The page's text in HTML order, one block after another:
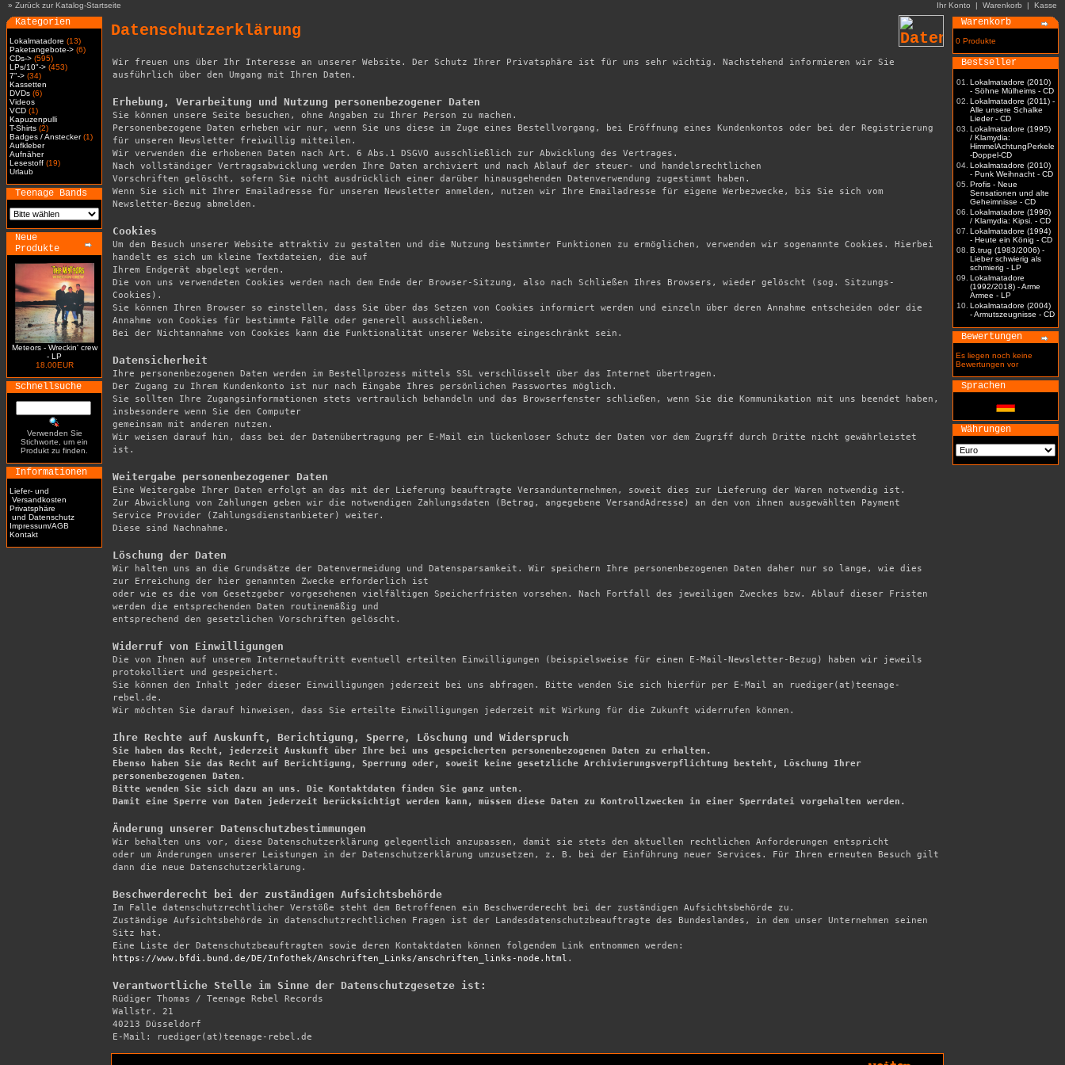
» Zurück zur Katalog-Startseite Ihr Konto | Warenkorb | Kasse
Kategorien
Lokalmatadore (13)
Paketangebote-> (6)
CDs-> (595)
LPs/10"-> (453)
7"-> (34)
Kassetten
DVDs (6)
Videos
VCD (1)
Kapuzenpulli
T-Shirts (2)
Badges / Anstecker(1)
Aufkleber
Aufnäher
Lesestoff (19)
Urlaub
Teenage Bands
Neue
Produkte
Meteors - Wreckin' crew
- LP
18.00EUR
Schnellsuche
Verwenden Sie
Stichworte, um ein
Produkt zu finden.
Informationen
Liefer- und
Versandkosten
Privatsphäre
und Datenschutz
Impressum/AGB
Kontakt
Datenschutzerklärung
Wir freuen uns über Ihr Interesse an unserer Website. Der Schutz Ihrer Privatsphäre ist für uns sehr wichtig. Nachstehend informieren wir Sie
ausführlich über den Umgang mit Ihren Daten.
Erhebung, Verarbeitung und Nutzung personenbezogener Daten
Sie können unsere Seite besuchen, ohne Angaben zu Ihrer Person zu machen.
Personenbezogene Daten erheben wir nur, wenn Sie uns diese im Zuge eines Bestellvorgang, bei Eröffnung eines Kundenkontos oder bei der Registrierung
für unseren Newsletter freiwillig mitteilen.
Wir verwenden die erhobenen Daten nach Art. 6 Abs.1 DSGVO ausschließlich zur Abwicklung des Vertrages.
Nach vollständiger Vertragsabwicklung werden Ihre Daten archiviert und nach Ablauf der steuer- und handelsrechtlichen
Vorschriften gelöscht, sofern Sie nicht ausdrücklich einer darüber hinausgehenden Datenverwendung zugestimmt haben.
Wenn Sie sich mit Ihrer Emailadresse für unseren Newsletter anmelden, nutzen wir Ihre Emailadresse für eigene Werbezwecke, bis Sie sich vom
Newsletter-Bezug abmelden.
Cookies
Um den Besuch unserer Website attraktiv zu gestalten und die Nutzung bestimmter Funktionen zu ermöglichen, verwenden wir sogenannte Cookies. Hierbei
handelt es sich um kleine Textdateien, die auf
Ihrem Endgerät abgelegt werden.
Die von uns verwendeten Cookies werden nach dem Ende der Browser-Sitzung, also nach Schließen Ihres Browsers, wieder gelöscht (sog. Sitzungs-
Cookies).
Sie können Ihren Browser so einstellen, dass Sie über das Setzen von Cookies informiert werden und einzeln über deren Annahme entscheiden oder die
Annahme von Cookies für bestimmte Fälle oder generell ausschließen.
Bei der Nichtannahme von Cookies kann die Funktionalität unserer Website eingeschränkt sein.
Datensicherheit
Ihre personenbezogenen Daten werden im Bestellprozess mittels SSL verschlüsselt über das Internet übertragen.
Der Zugang zu Ihrem Kundenkonto ist nur nach Eingabe Ihres persönlichen Passwortes möglich.
Sie sollten Ihre Zugangsinformationen stets vertraulich behandeln und das Browserfenster schließen, wenn Sie die Kommunikation mit uns beendet haben,
insbesondere wenn Sie den Computer
gemeinsam mit anderen nutzen.
Wir weisen darauf hin, dass bei der Datenübertragung per E-Mail ein lückenloser Schutz der Daten vor dem Zugriff durch Dritte nicht gewährleistet
ist.
Weitergabe personenbezogener Daten
Eine Weitergabe Ihrer Daten erfolgt an das mit der Lieferung beauftragte Versandunternehmen, soweit dies zur Lieferung der Waren notwendig ist.
Zur Abwicklung von Zahlungen geben wir die notwendigen Zahlungsdaten (Betrag, angegebene VersandAdresse) an den von ihnen ausgewählten Payment
Service Provider (Zahlungsdienstanbieter) weiter.
Diese sind Nachnahme.
Löschung der Daten
Wir halten uns an die Grundsätze der Datenvermeidung und Datensparsamkeit. Wir speichern Ihre personenbezogenen Daten daher nur so lange, wie dies
zur Erreichung der hier genannten Zwecke erforderlich ist
oder wie es die vom Gesetzgeber vorgesehenen vielfältigen Speicherfristen vorsehen. Nach Fortfall des jeweiligen Zweckes bzw. Ablauf dieser Fristen
werden die entsprechenden Daten routinemäßig und
entsprechend den gesetzlichen Vorschriften gelöscht.
Widerruf von Einwilligungen
Die von Ihnen auf unserem Internetauftritt eventuell erteilten Einwilligungen (beispielsweise für einen E-Mail-Newsletter-Bezug) haben wir jeweils
protokolliert und gespeichert.
Sie können den Inhalt jeder dieser Einwilligungen jederzeit bei uns abfragen. Bitte wenden Sie sich hierfür per E-Mail an ruediger(at)teenage-
rebel.de.
Wir möchten Sie darauf hinweisen, dass Sie erteilte Einwilligungen jederzeit mit Wirkung für die Zukunft widerrufen können.
Ihre Rechte auf Auskunft, Berichtigung, Sperre, Löschung und Widerspruch
Sie haben das Recht, jederzeit Auskunft über Ihre bei uns gespeicherten personenbezogenen Daten zu erhalten.
Ebenso haben Sie das Recht auf Berichtigung, Sperrung oder, soweit keine gesetzliche Archivierungsverpflichtung besteht, Löschung Ihrer
personenbezogenen Daten.
Bitte wenden Sie sich dazu an uns. Die Kontaktdaten finden Sie ganz unten.
Damit eine Sperre von Daten jederzeit berücksichtigt werden kann, müssen diese Daten zu Kontrollzwecken in einer Sperrdatei vorgehalten werden.
Änderung unserer Datenschutzbestimmungen
Wir behalten uns vor, diese Datenschutzerklärung gelegentlich anzupassen, damit sie stets den aktuellen rechtlichen Anforderungen entspricht
oder um Änderungen unserer Leistungen in der Datenschutzerklärung umzusetzen, z. B. bei der Einführung neuer Services. Für Ihren erneuten Besuch gilt
dann die neue Datenschutzerklärung.
Beschwerderecht bei der zuständigen Aufsichtsbehörde
Im Falle datenschutzrechtlicher Verstöße steht dem Betroffenen ein Beschwerderecht bei der zuständigen Aufsichtsbehörde zu.
Zuständige Aufsichtsbehörde in datenschutzrechtlichen Fragen ist der Landesdatenschutzbeauftragte des Bundeslandes, in dem unser Unternehmen seinen
Sitz hat.
https://www.bfdi.bund.de/DE/Infothek/Anschriften_Links/anschriften_links-node.html .
Verantwortliche Stelle im Sinne der Datenschutzgesetze ist:
Rüdiger Thomas / Teenage Rebel Records
Wallstr. 21
40213 Düsseldorf
E-Mail: ruediger(at)teenage-rebel.de
Warenkorb
0 Produkte
Bestseller
01.
Lokalmatadore (2010)
- Söhne Mülheims - CD
02. Lokalmatadore (2011) -
Alle unsere Schalke
Lieder - CD
03. Lokalmatadore (1995)
/ Klamydia:
HimmelAchtungPerkele
-Doppel-CD
04. Lokalmatadore (2010)
- Punk Weihnacht - CD
05. Profis - Neue
Sensationen und alte
Geheimnisse - CD
06. Lokalmatadore (1996)
/ Klamydia: Kipsi. - CD
07. Lokalmatadore (1994)
- Heute ein König - CD
08. B.trug (1983/2006) -
Lieber schwierig als
schmierig - LP
09. Lokalmatadore
(1992/2018) - Arme
Armee - LP
10. Lokalmatadore (2004)
- Armutszeugnisse - CD
Bewertungen
Es liegen noch keine
Bewertungen vor
Sprachen
Währungen